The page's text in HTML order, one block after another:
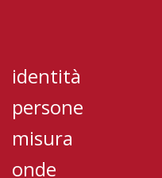
identità
persone
misura
onde